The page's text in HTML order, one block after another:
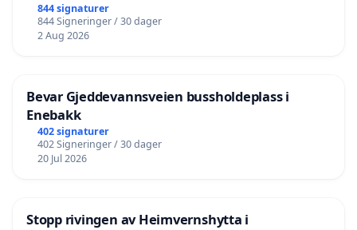
Knapstad, Reidar, prost i Sunnfjord
Kristiansen, Roald E, 1. amanuensis, UIT- Norges
studentforeningen: Kjønn, religion og klima
Magerøy, Lars Inge, pensjonert sokneprest
Midttømme, Ingeborg, biskop i Møre bispedømme,
Den norske kirke
UiO/TF
844 signaturer
844 Signeringer / 30 dager
2 Aug 2026
Bevar Gjeddevannsveien bussholdeplass i
Enebakk
402 signaturer
402 Signeringer / 30 dager
20 Jul 2026
Stopp rivingen av Heimvernshytta i